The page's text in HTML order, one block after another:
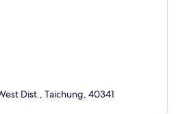
Dist., Taichung, 40341